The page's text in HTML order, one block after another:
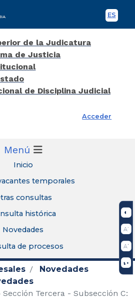
ES
Acceder
Menú
Inicio
temporales
consultas
histórica
Novedades
de procesos
Novedades
Sección Tercera - Subsección C: